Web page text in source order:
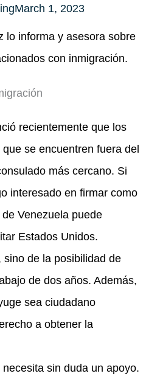
March 1, 2023
lo informa y asesora sobre
con inmigración.
recientemente que los
se encuentren fuera del
más cercano. Si
interesado en firmar como
Venezuela puede
Estados Unidos.
de la posibilidad de
de dos años. Además,
sea ciudadano
a obtener la
sin duda un apoyo.